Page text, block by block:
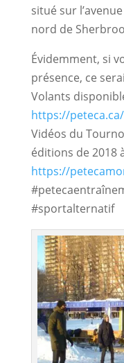
situé sur
nord de
Évidemment, si
présence, ce
Volants
https://
Vidéos du
éditions de 2018
https://
#sportalternatif